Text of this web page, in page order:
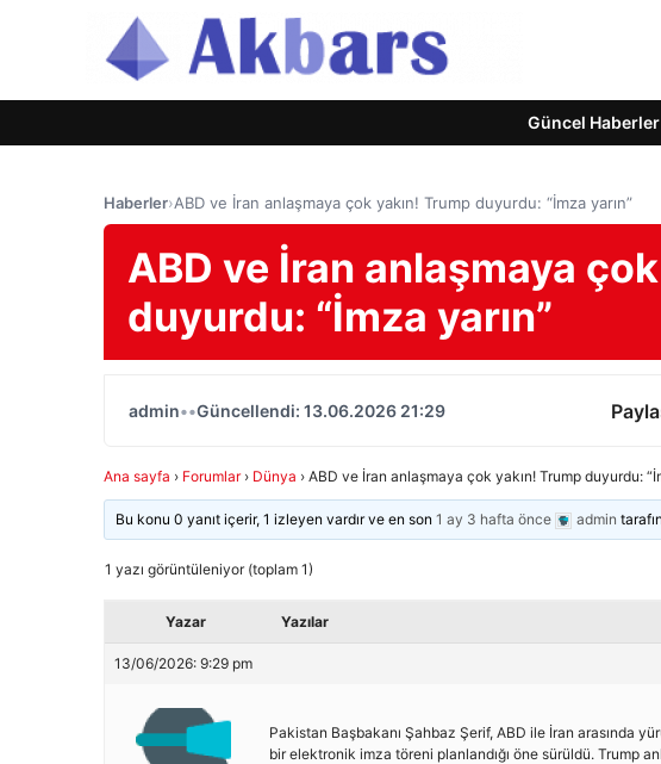
Güncel Haberler
Haberler›ABD ve İran anlaşmaya çok yakın! Trump duyurdu: “İmza yarın”
ABD ve İran anlaşmaya
duyurdu: “İmza yarın”
admin••Güncellendi: 13.06.2026 21:29
Ana sayfa › Forumlar › Dünya › ABD ve İran anlaşmaya çok yakın! Trump duyurdu:
Bu konu 0 yanıt içerir, 1 izleyen vardır ve en son1 ay 3 hafta önce admin
1 yazı görüntüleniyor (toplam 1)
Yazar Yazılar
13/06/2026: 9:29 pm
Pakistan Başbakanı Şahbaz Şerif, ABD ile İran arasında
bir elektronik imza töreni planlandığı öne sürüldü. Trump